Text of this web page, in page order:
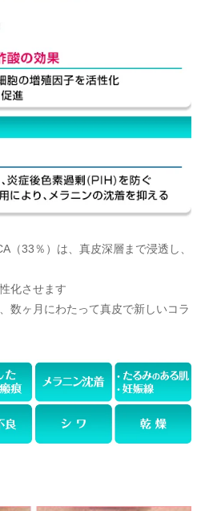
（33％）は、真皮深層まで浸透し、
化させます
数ヶ月 にわたって真皮で新しいコラ